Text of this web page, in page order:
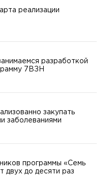
реализации
разработкой
7ВЗН
закупать
заболеваниями
программы «Семь
двух до десяти раз